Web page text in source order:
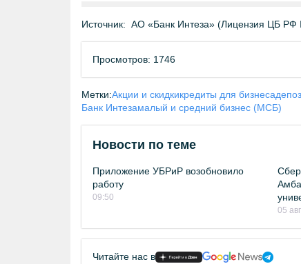
Источник: АО «Банк Интеза» (Лицензия ЦБ
Просмотров: 1746
Метки:Акции и скидкикредиты для бизнеса
Банк Интезамалый и средний бизнес (МСБ)
Новости по теме
Приложение УБРиР возобновило
работу
09:50
05
Читайте нас в